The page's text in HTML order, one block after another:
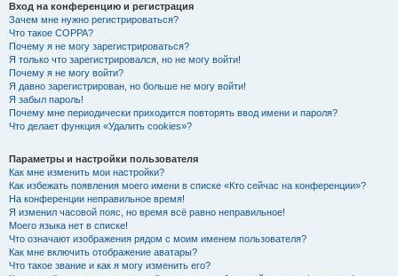
Вход на конференцию и регистрация
Зачем мне нужно регистрироваться?
Что такое COPPA?
Почему я не могу зарегистрироваться?
Я только что зарегистрировался, но не могу войти!
Почему я не могу войти?
Я давно зарегистрирован, но больше не могу войти!
Я забыл пароль!
Почему мне периодически приходится повторять ввод имени и пароля?
Что делает функция «Удалить cookies»?
Параметры и настройки пользователя
Как мне изменить мои настройки?
Как избежать появления моего имени в списке «Кто сейчас на конференции»?
На конференции неправильное время!
Я изменил часовой пояс, но время всё равно неправильное!
Моего языка нет в списке!
Что означают изображения рядом с моим именем пользователя?
Как мне включить отображение аватары?
Что такое звание и как я могу изменить его?